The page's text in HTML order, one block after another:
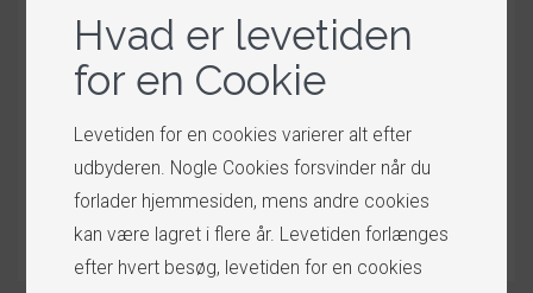
Dine produkter
tilføjes i kategorier,
så kunderne let kan finde rundt i dem,
egen kategorier, hvor produkterne kun
vises på din egen hjemmeside.
Hvad er levetiden
for en Cookie
Levetiden for en cookies varierer alt efter
udbyderen. Nogle Cookies forsvinder når du
forlader hjemmesiden, mens andre cookies
kan være lagret i flere år. Levetiden forlænges
efter hvert besøg, levetiden for en cookies